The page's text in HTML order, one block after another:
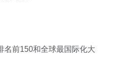
名前150和全球最国际化大